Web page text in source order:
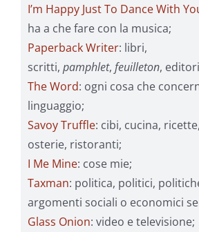
I’m Happy Just To Dance With
ha a che fare con la musica;
Paperback Writer: libri,
scritti, pamphlet, feuilleton,
The Word: ogni cosa che
linguaggio;
Savoy Truffle: cibi, cucina,
osterie, ristoranti;
I Me Mine: cose mie;
Taxman: politica, politici,
argomenti sociali o economici
Glass Onion: video e televisione;